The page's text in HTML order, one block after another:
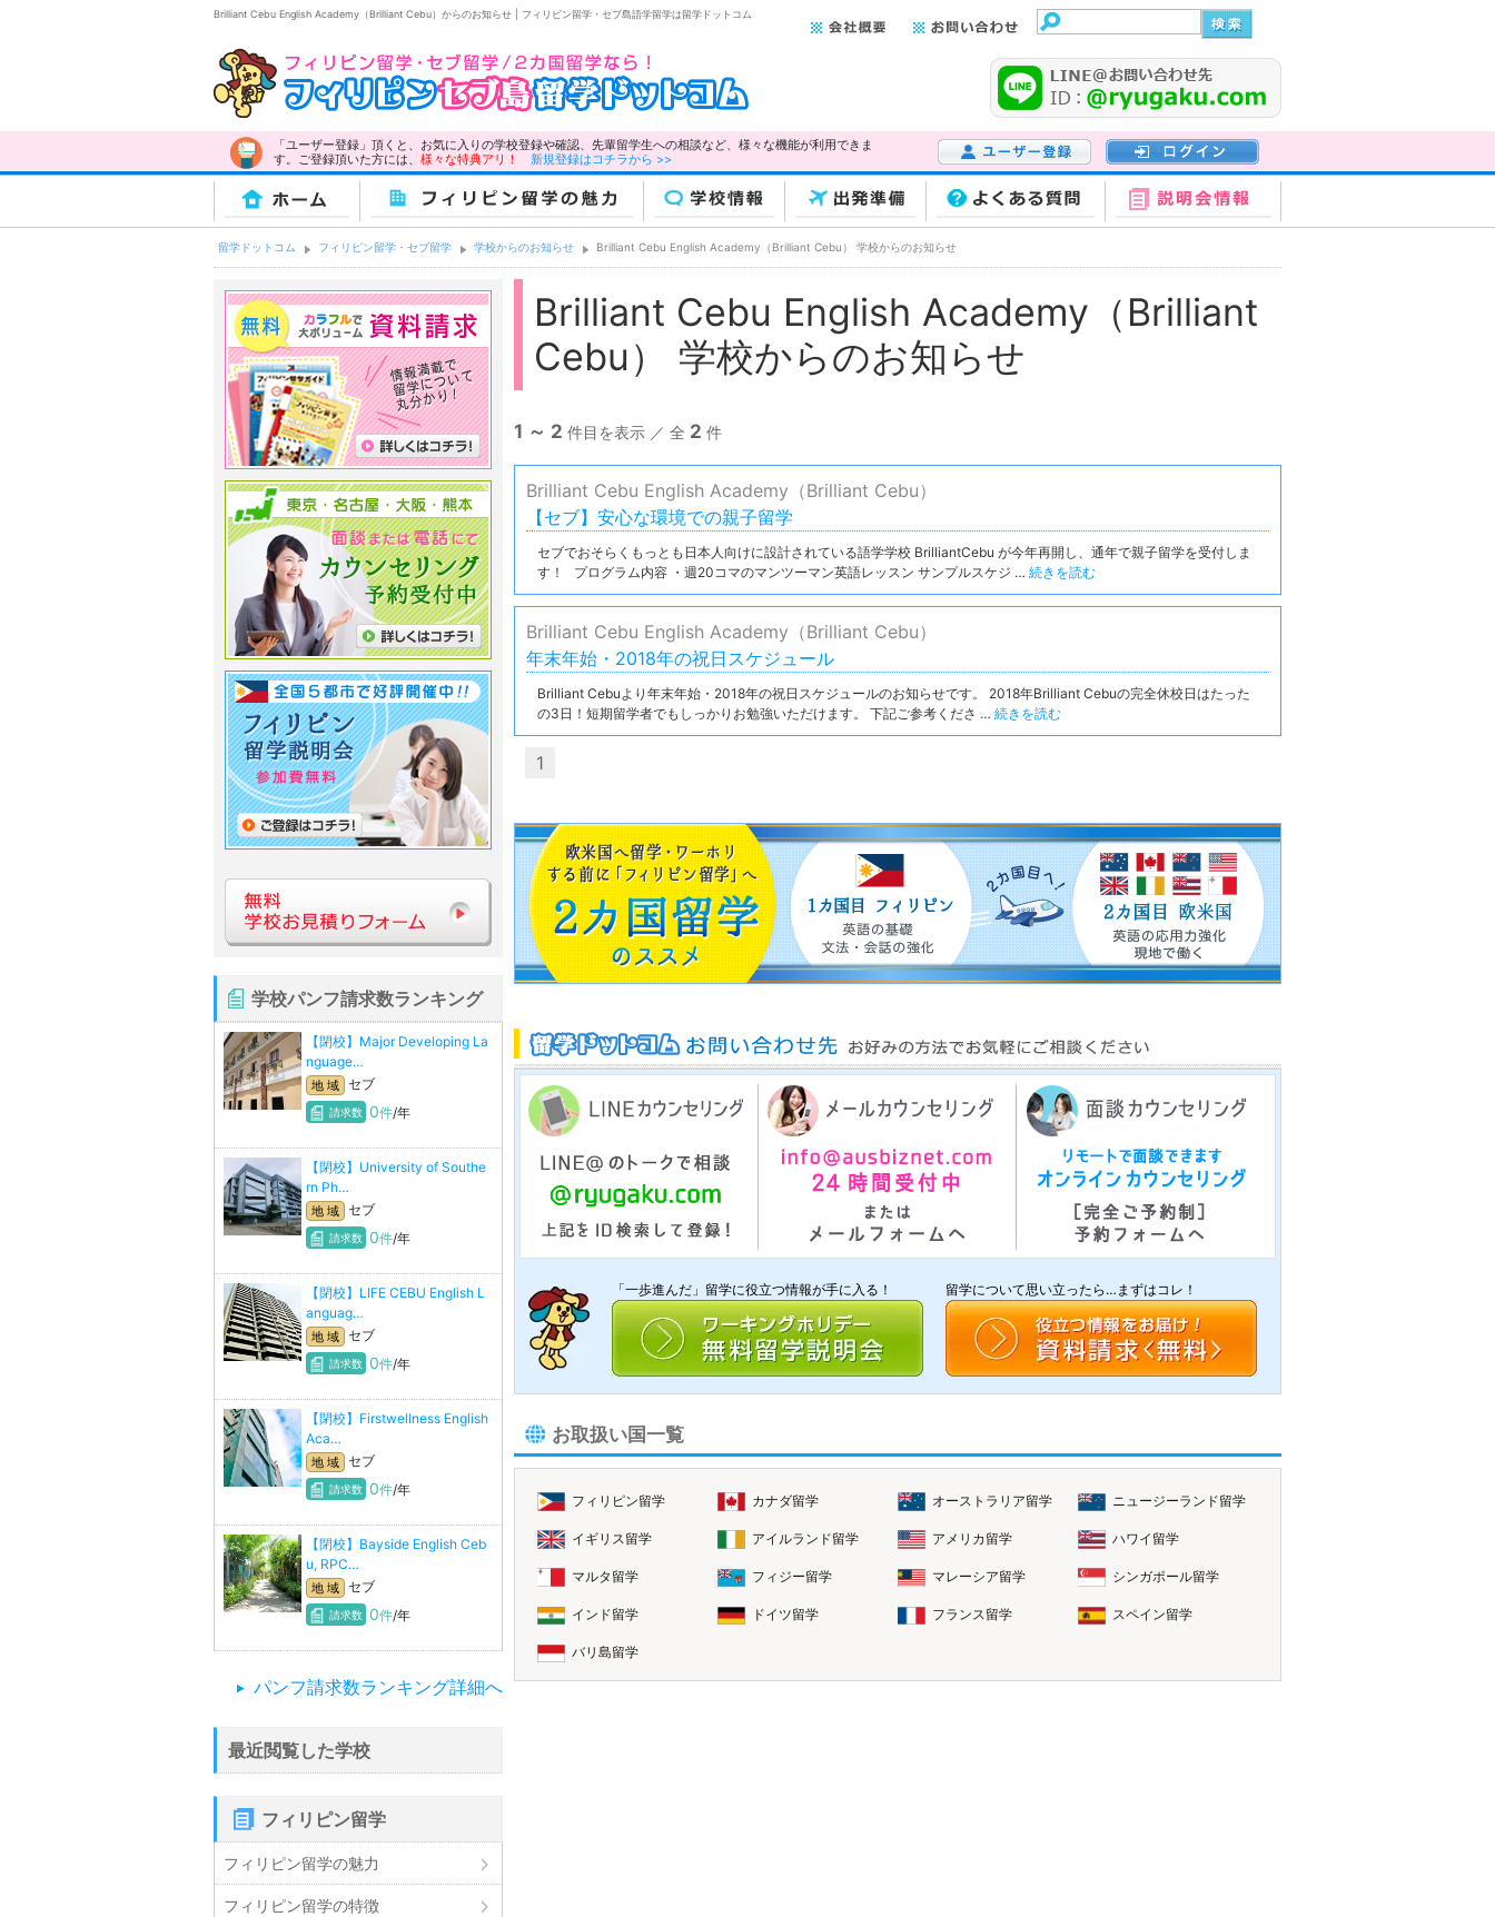
Brilliant Cebu English Academy（Brilliant Cebu）からのお知らせ | フィリピン留学・セブ島語学留学は留学ドットコム
「ユーザー登録」頂くと、お気に入りの学校登録や確認、先輩留学生への相談など、様々な機能が利用できま
す。ご登録頂いた方には、 様々な特典アリ！
新規登録はコチラから >>
ユーザー登録
ログイン
ホーム フィリピン留学の魅力 学校情報 出発準備
留学ドットコム フィリピン留学・セブ留学 学校からのお知らせ Brilliant Cebu English Academy（Brilliant Cebu） 学校からのお知らせ
Brilliant Cebu English Academy（Brilliant
Cebu） 学校からのお知らせ
1 ～ 2 件目を表示 ／ 全 2 件
Brilliant Cebu English Academy（Brilliant Cebu）
【セブ】安心な環境での親子留学
セブでおそらくもっとも日本人向けに設計されている語学学校 BrilliantCebu が今年再開し、通年で親子留学を受付しま
す！ プログラム内容 ・週20コマのマンツーマン英語レッスン サンプルスケジ … 続きを読む
Brilliant Cebu English Academy（Brilliant Cebu）
年末年始・2018年の祝日スケジュール
Brilliant Cebuより年末年始・2018年の祝日スケジュールのお知らせです。 2018年Brilliant Cebuの完全休校日はたった
の3日！短期留学者でもしっかりお勉強いただけます。 下記ご参考くださ … 続きを読む
1
「一歩進んだ」留学に役立つ情報が手に入る！ 留学について思い立ったら…まずはコレ！
お取扱い国一覧
フィリピン留学 カナダ留学 オーストラリア留学 ニュージーランド留学
イギリス留学 アイルランド留学 アメリカ留学 ハワイ留学
マルタ留学 フィジー留学 マレーシア留学 シンガポール留学
インド留学 ドイツ留学 フランス留学 スペイン留学
バリ島留学
学校パンフ請求数ランキング
【閉校】Major Developing La
nguage…
地 域 セブ
請求数 0件/年
【閉校】University of Southe
rn Ph…
地 域 セブ
請求数 0件/年
【閉校】LIFE CEBU English L
anguag…
地 域 セブ
請求数 0件/年
【閉校】Firstwellness English
Aca…
地 域 セブ
請求数 0件/年
【閉校】Bayside English Ceb
u, RPC…
地 域 セブ
請求数 0件/年
パンフ請求数ランキング詳細へ
最近閲覧した学校
フィリピン留学
フィリピン留学の魅力
フィリピン留学の特徴